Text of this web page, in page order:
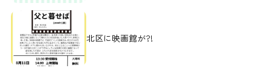
北区に映画館が?!